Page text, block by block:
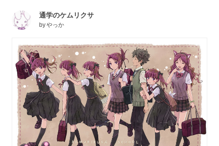
通学のケムリクサ
byやっか